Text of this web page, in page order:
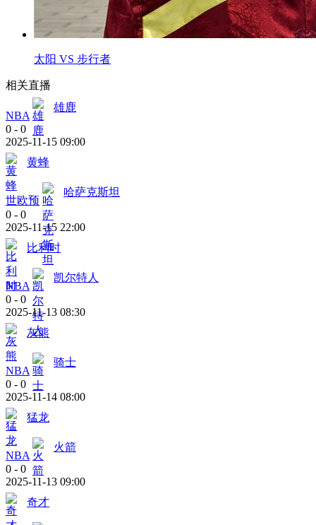
太阳 VS 步行者
相关直播
NBA
雄鹿
0 - 0
2025-11-15 09:00
黄蜂
世欧预
哈萨克斯坦
0 - 0
2025-11-15 22:00
比利时
NBA
凯尔特人
0 - 0
2025-11-13 08:30
灰熊
NBA
骑士
0 - 0
2025-11-14 08:00
猛龙
NBA
火箭
0 - 0
2025-11-13 09:00
奇才